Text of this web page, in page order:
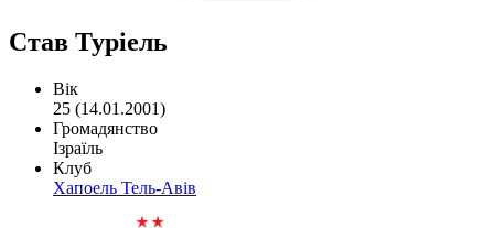
Став Туріель
Вік
25 (14.01.2001)
Громадянство
Ізраїль
Клуб
Хапоель Тель-Авів